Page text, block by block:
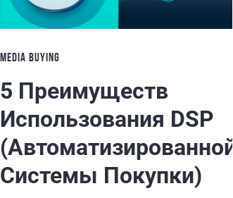
MEDIA BUYING
5 Преимуществ
Использования DSP
(Автоматизированной
Системы Покупки)